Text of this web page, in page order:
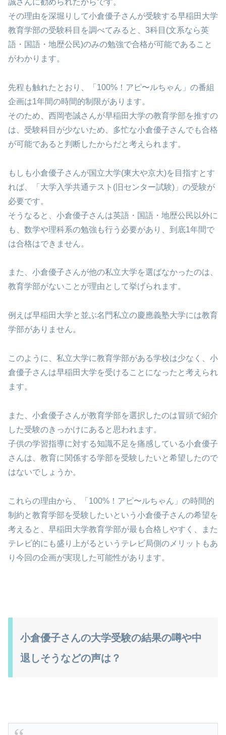
誠さんに勧められたからです。
その理由を深堀りして小倉優子さんが受験する早稲田大学
教育学部の受験科目を調べてみると、3科目(文系なら英
語・国語・地歴公民)のみの勉強で合格が可能であること
がわかります。
先程も触れたとおり、「100%！アピ〜ルちゃん」の番組
企画は1年間の時間的制限があります。
そのため、西岡壱誠さんが早稲田大学の教育学部を推すの
は、受験科目が少ないため、多忙な小倉優子さんでも合格
が可能であると判断したからだと考えられます。
もしも小倉優子さんが国立大学(東大や京大)を目指すとす
れば、「大学入学共通テスト(旧センター試験)」の受験が
必要です。
そうなると、小倉優子さんは英語・国語・地歴公民以外に
も、数学や理科系の勉強も行う必要があり、到底1年間で
は合格はできません。
また、小倉優子さんが他の私立大学を選ばなかったのは、
教育学部がないことが理由として挙げられます。
例えば早稲田大学と並ぶ名門私立の慶應義塾大学には教育
学部がありません。
このように、私立大学に教育学部がある学校は少なく、小
倉優子さんは早稲田大学を受けることになったと考えられ
ます。
また、小倉優子さんが教育学部を選択したのは冒頭で紹介
した受験のきっかけにあると思われます。
子供の学習指導に対する知識不足を痛感している小倉優子
さんは、教育に関係する学部を受験したいと希望したので
はないでしょうか。
これらの理由から、「100%！アピ〜ルちゃん」の時間的
制約と教育学部を受験したいという小倉優子さんの希望を
考えると、早稲田大学教育学部が最も合格しやすく、また
テレビ的にも盛り上がるというテレビ局側のメリットもあ
り今回の企画が実現した可能性があります。
小倉優子さんの大学受験の結果の噂や中
退しそうなどの声は？